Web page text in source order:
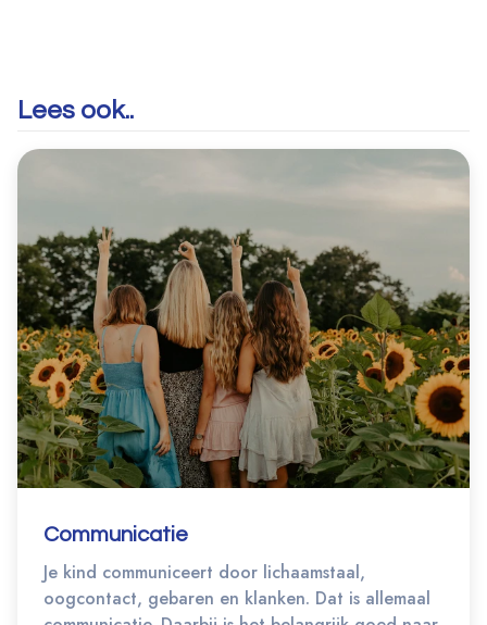
Lees ook..
Communicatie
Je kind communiceert door lichaamstaal,
oogcontact, gebaren en klanken. Dat is allemaal